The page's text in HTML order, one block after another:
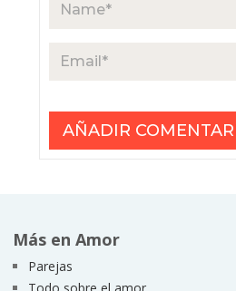
Más en Amor
Parejas